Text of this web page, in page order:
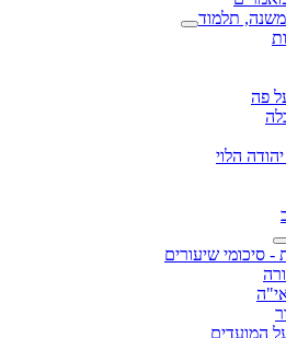
תלמוד
פה
הלוי
- סיכומי שיעורים
המועדים